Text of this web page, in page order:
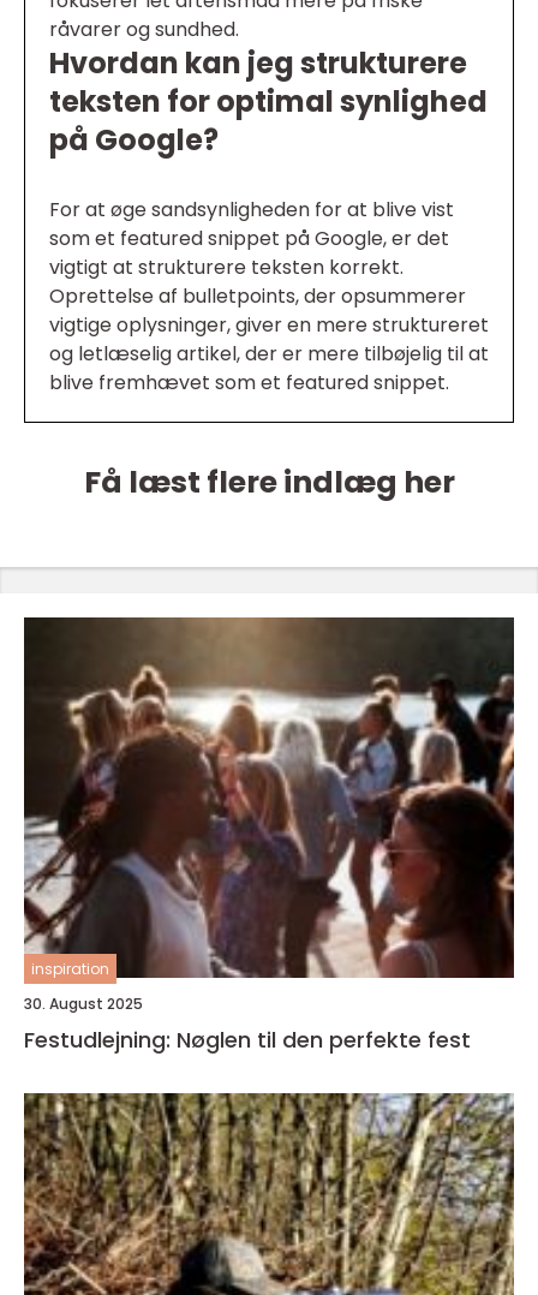
råvarer og sundhed.
Hvordan kan jeg strukturere
teksten for optimal synlighed
på Google?
For at øge sandsynligheden for at blive vist
som et featured snippet på Google, er det
vigtigt at strukturere teksten korrekt.
Oprettelse af bulletpoints, der opsummerer
vigtige oplysninger, giver en mere struktureret
og letlæselig artikel, der er mere tilbøjelig til at
blive fremhævet som et featured snippet.
Få læst flere indlæg her
inspiration
30. August 2025
Festudlejning: Nøglen til den perfekte fest